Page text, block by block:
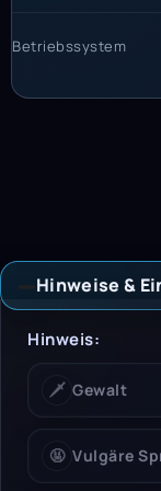
Betriebssystem
Hinweise &
Hinweis:
🗡️ Gewalt
🤬 Vulgäre